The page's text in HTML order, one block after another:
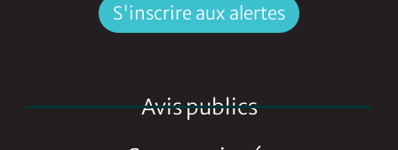
S'inscrire aux alertes
Avis publics